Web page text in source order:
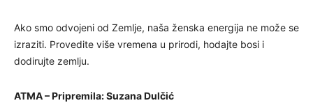
Ako smo odvojeni od Zemlje, naša ženska energija ne može se
izraziti. Provedite više vremena u prirodi, hodajte bosi i
dodirujte zemlju.
ATMA – Pripremila: Suzana Dulčić